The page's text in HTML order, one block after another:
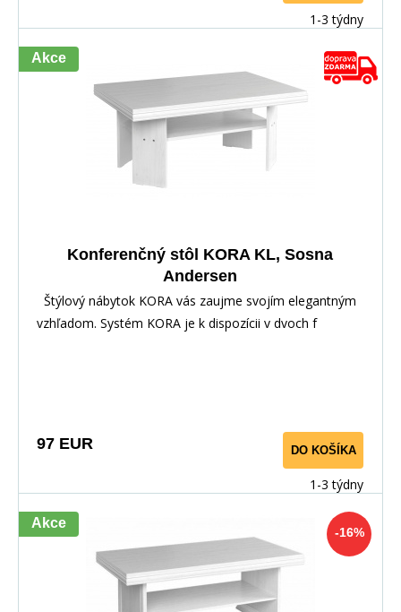
1-3 týdny
Akce
Konferenčný stôl KORA KL, Sosna
Andersen
Štýlový nábytok KORA vás zaujme svojím elegantným
vzhľadom. Systém KORA je k dispozícii v dvoch f
97 EUR DO KOŠÍKA
1-3 týdny
-16%
Akce